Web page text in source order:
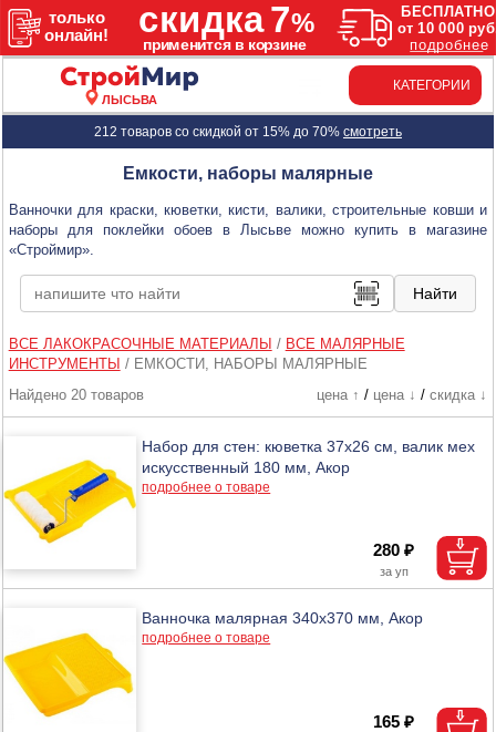
ЛЫСЬВА
КАТЕГОРИИ
212 товаров со скидкой от 15% до 70% смотреть
Емкости, наборы малярные
Ванночки для краски, кюветки, кисти, валики, строительные ковши и
наборы для поклейки обоев в Лысьве можно купить в магазине
«Строймир».
ВСЕ ЛАКОКРАСОЧНЫЕ МАТЕРИАЛЫ / ВСЕ МАЛЯРНЫЕ
ИНСТРУМЕНТЫ / ЕМКОСТИ, НАБОРЫ МАЛЯРНЫЕ
Найдено 20 товаров
цена ↑ / цена ↓ / скидка ↓
Набор для стен: кюветка 37х26 см, валик мех
искусственный 180 мм, Акор
подробнее о товаре
280 ₽
Ванночка малярная 340х370 мм, Акор
подробнее о товаре
165 ₽